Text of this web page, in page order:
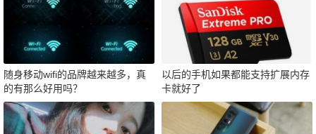
随身移动wifi的品牌越来越多，真
的有那么好用吗？
以后的手机如果都能支持扩展内存
卡就好了